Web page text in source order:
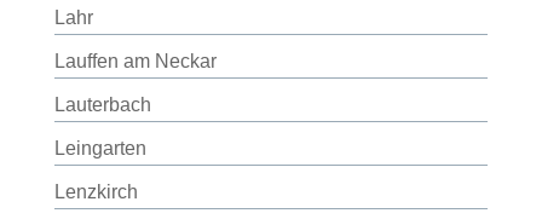
Lahr
Lauffen am Neckar
Lauterbach
Leingarten
Lenzkirch